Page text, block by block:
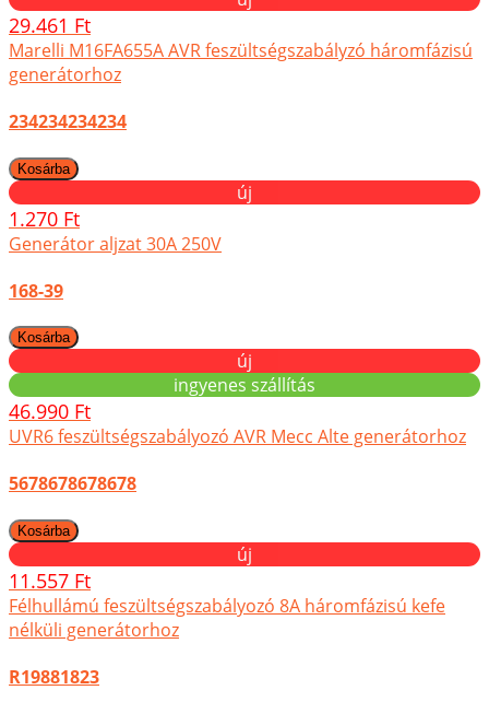
29.461 Ft
Marelli M16FA655A AVR feszültségszabályzó háromfázisú
generátorhoz
234234234234
új
1.270 Ft
Generátor aljzat 30A 250V
168-39
új
ingyenes szállítás
46.990 Ft
UVR6 feszültségszabályozó AVR Mecc Alte generátorhoz
5678678678678
új
11.557 Ft
Félhullámú feszültségszabályozó 8A háromfázisú kefe
nélküli generátorhoz
R19881823